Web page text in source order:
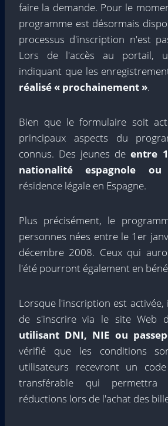
faire la demande. Pour le
programme est désormais
processus d'inscription n'est
Lors de l'accès au portail,
indiquant que les
réalisé « prochainement ».
Bien que le formulaire soit
principaux aspects du
connus. Des jeunes de entre
nationalité espagnole ou
résidence légale en Espagne.
Plus précisément, le
personnes nées entre le 1er
décembre 2008. Ceux qui
l'été pourront également en
Lorsque l'inscription est activée,
de s'inscrire via le site Web
utilisant DNI, NIE ou
vérifié que les conditions
utilisateurs recevront un
transférable qui permettra
réductions lors de l'achat des